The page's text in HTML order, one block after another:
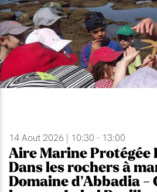
14 Aout 2026 | 10:30 - 13:00
Aire Marine Protégée
Dans les rochers à
Domaine d'Abbadia -